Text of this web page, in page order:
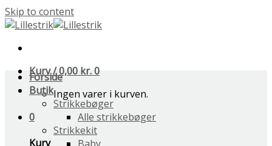
Skip to content
Kurv /0,00 kr.0
Ingen varer i kurven.
0
Kurv
Forside
Butik
Strikkebøger
Alle strikkebøger
Strikkekit